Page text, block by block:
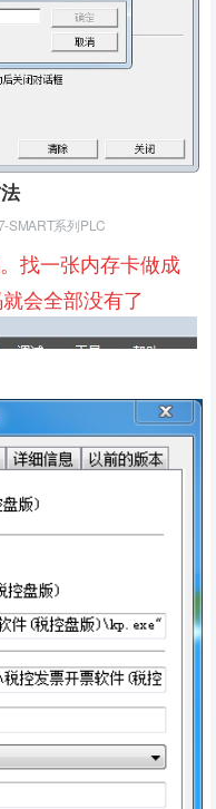
费下载
SMART系列PLC
找一张内存卡做成
会全部没有了